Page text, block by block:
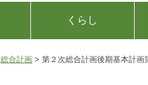
くらし
総合計画 > 第２次総合計画後期基本計